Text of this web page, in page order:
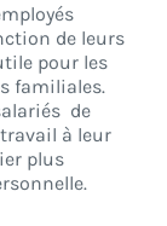
de leurs
pour les
familiales.
de
à leur
plus